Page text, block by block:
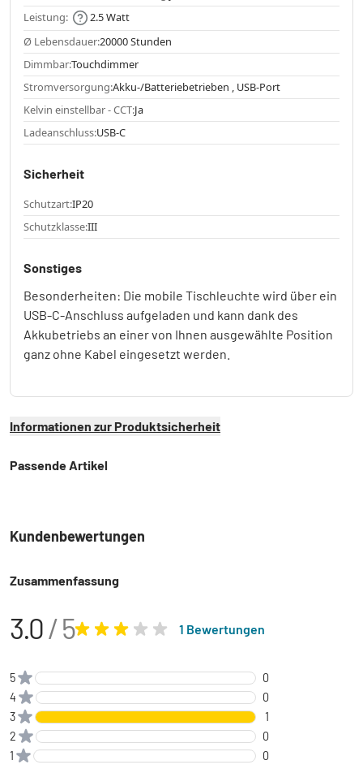
Leistung:
2.5 Watt
Ø Lebensdauer:20000 Stunden
Dimmbar:Touchdimmer
Stromversorgung:Akku-/Batteriebetrieben , USB-Port
Kelvin einstellbar - CCT:Ja
Ladeanschluss:USB-C
Sicherheit
Schutzart:IP20
Schutzklasse:III
Sonstiges
Besonderheiten: Die mobile Tischleuchte wird über ein
USB-C-Anschluss aufgeladen und kann dank des
Akkubetriebs an einer von Ihnen ausgewählte Position
ganz ohne Kabel eingesetzt werden.
Informationen zur Produktsicherheit
Passende Artikel
Kundenbewertungen
Zusammenfassung
3.0/ 5 1 Bewertungen
5
0
4
0
3
1
2
0
1
0